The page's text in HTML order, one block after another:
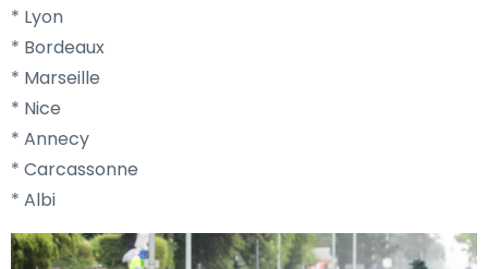
* Lyon
* Bordeaux
* Marseille
* Nice
* Annecy
* Carcassonne
* Albi